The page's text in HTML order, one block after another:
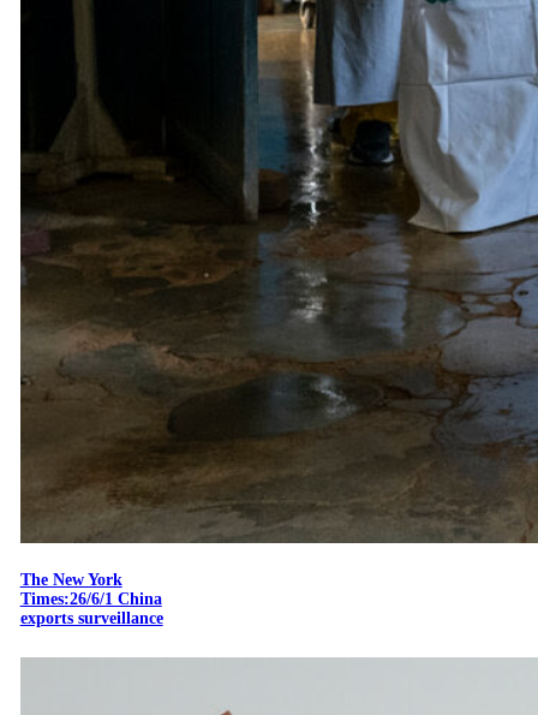
The New York
Times:26/6/1 China
exports surveillance